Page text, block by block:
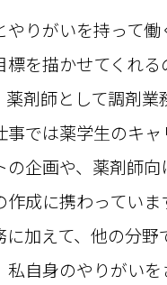
やりがいを持って働
標を描かせてくれ
薬剤師として調剤業
事では薬学生のキャ
の企画や、薬剤師向
作成に携わっていま
に加えて、他の分野
私自身のやりがい